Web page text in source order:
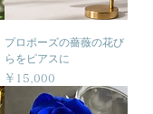
プロポーズの薔薇の花び
らをピアスに
価格
￥15,000